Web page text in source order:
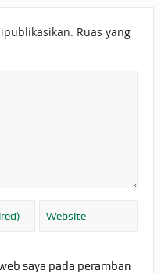
Ruas yang
saya pada peramban